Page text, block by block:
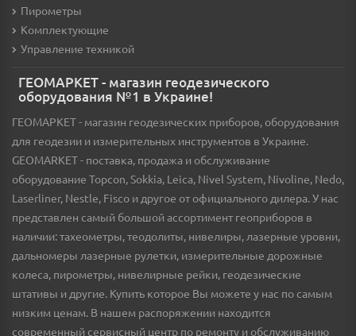
Пирометры
Комплектующие
Управление техникой
ГЕОМАРКЕТ - магазин геодезического
оборудования №1 в Украине!
ГЕОМАРКЕТ - магазин геодезических приборов, оборудования
для геодезии и измерительных инструментов в Украине.
GEOMARKET - поставка, продажа и обслуживание
оборудование Topcon, Sokkia, Leica, Nivel System, Nivoline, Nedo,
Laserliner, Nestle, Fisco и другое от официального дилера. У нас
представлен самый большой ассортимент геоприборов в
наличии: тахеометры, теодолиты, нивелиры, лазерные уровни,
дальномеры лазерные рулетки, измерительные дорожные
колеса, пирометры, нивелирные рейки, геодезические
штативы и другие. Купить которое Вы можете у нас по самым
низким ценам. В нашем распоряжении находится
современный сервисный центр по ремонту и обслуживанию